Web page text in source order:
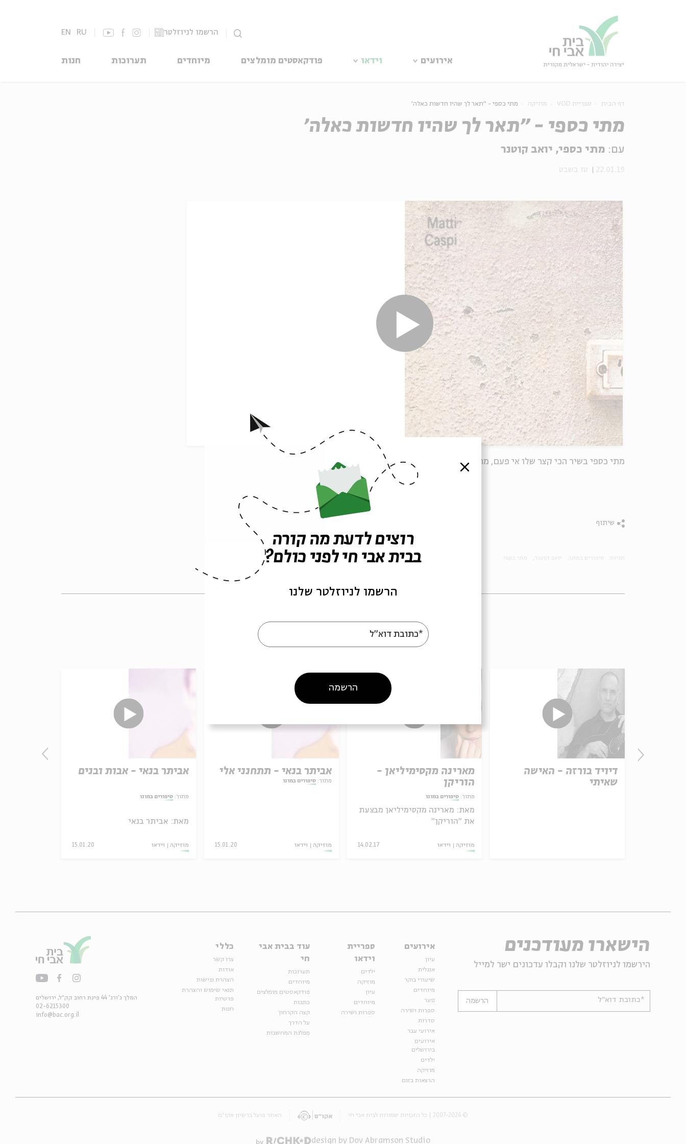
הרשמו לניוזלטר EN RU
אירועים וידאו פודקאסטים מומלצים מיוחדים תערוכות חנות
דף הבית ספריית VOD מוזיקה מתי כספי - "תאר לך שהיו חדשות כאלה'
מתי כספי - "תאר לך שהיו חדשות כאלה'
עם: מתי כספי, יואב קוטנר
מתי כספי בשיר הכי קצר שלו אי פעם, מתוך סיפורים במונו בהנחיית יואב קוטנר.
שיתוף
אביתר בנאי - אבות ובנים
מתוך: סיפורים במונו
מאת: אביתר בנאי
מוזיקה וידאו 15.01.20
אביתר בנאי - תתחנני אלי
מתוך: סיפורים במונו
מוזיקה וידאו 15.01.20
מארינה מקסימיליאן -
הוריקן
מתוך: סיפורים במונו
מאת: מארינה מקסימיליאן מבצעת
את "הוריקן"
מוזיקה וידאו 14.02.17
דיויד בורזה - האישה
שאיתי
הישארו מעודכנים
הירשמו לניוזלטר שלנו וקבלו עדכונים ישר למייל
*כתובת דוא"ל הרשמה
אירועים
עיון
אנגלית
שיעורי בוקר
מיוחדים
נוער
ספרות ושירה
סדרות
אירועי עבר
אירועים
בירושלים
ילדים
מוזיקה
הרצאות בזום
ספריית
וידאו
ילדים
מוזיקה
עיון
מיוחדים
ספרות ושירה
עוד בבית אבי
חי
תערוכות
מיוחדים
פודקאסטים מומלצים
כתבות
קצה הקרחון
על הדרך
מפלגת המחשבות
כללי
צרו קשר
אודות
הצהרת נגישות
תנאי שימוש והצהרת
פרטיות
חנות
המלך ג'ורג' 44 פינת רחוב קק״ל, ירושלים
info@bac.org.il
02-6215300
© 2007-2026 | כל הזכויות שמורות לבית אבי חי האתר פועל ברשיון אקו״ם
design by Dov Abramson Studio
סגור
רוצים לדעת מה קורה
בבית אבי חי לפני כולם?
הרשמו לניוזלטר שלנו
*כתובת דוא"ל
הרשמה